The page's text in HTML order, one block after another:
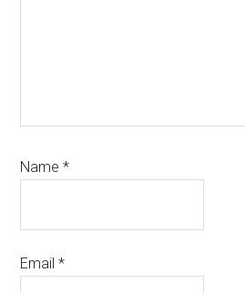
Name*
Email*